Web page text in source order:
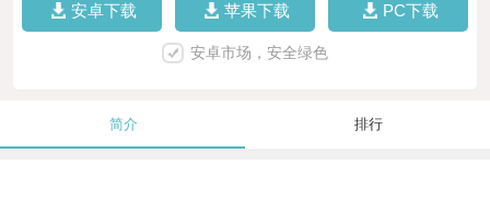
安卓下载 苹果下载 PC下载
安卓市场，安全绿色
简介 排行